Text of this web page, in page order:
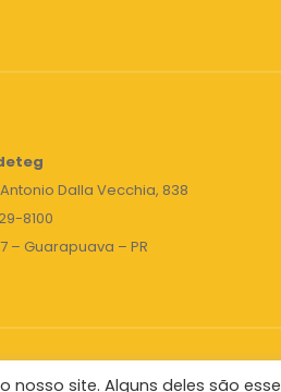
Dalla Vecchia, 838
8100
– Guarapuava – PR
nosso site. Alguns deles são